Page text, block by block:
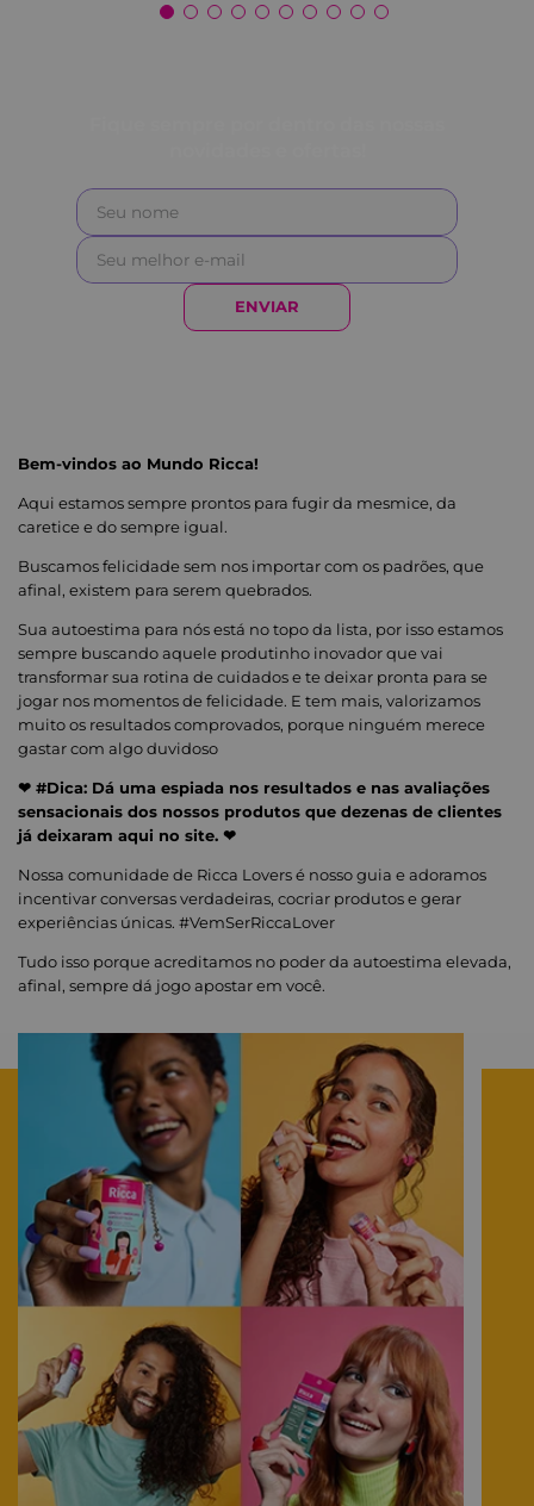
ENVIAR
Bem-vindos ao Mundo Ricca!
Aqui estamos sempre prontos para fugir da mesmice, da
caretice e do sempre igual.
Buscamos felicidade sem nos importar com os padrões, que
afinal, existem para serem quebrados.
Sua autoestima para nós está no topo da lista, por isso estamos
sempre buscando aquele produtinho inovador que vai
transformar sua rotina de cuidados e te deixar pronta para se
jogar nos momentos de felicidade. E tem mais, valorizamos
muito os resultados comprovados, porque ninguém merece
gastar com algo duvidoso
❤ #Dica: Dá uma espiada nos resultados e nas avaliações
sensacionais dos nossos produtos que dezenas de clientes
já deixaram aqui no site. ❤
Nossa comunidade de Ricca Lovers é nosso guia e adoramos
incentivar conversas verdadeiras, cocriar produtos e gerar
experiências únicas. #VemSerRiccaLover
Tudo isso porque acreditamos no poder da autoestima elevada,
afinal, sempre dá jogo apostar em você.